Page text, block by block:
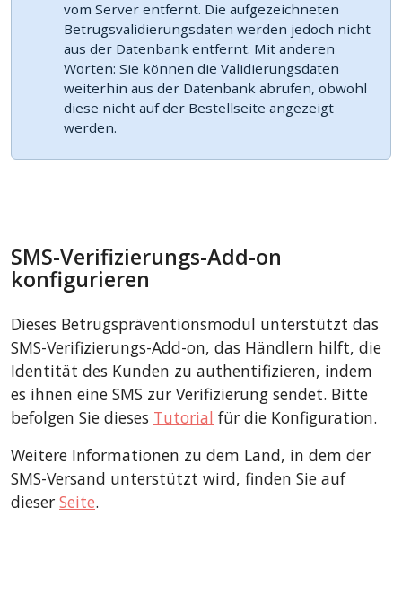
vom Server entfernt. Die aufgezeichneten
Betrugsvalidierungsdaten werden jedoch nicht
aus der Datenbank entfernt. Mit anderen
Worten: Sie können die Validierungsdaten
weiterhin aus der Datenbank abrufen, obwohl
diese nicht auf der Bestellseite angezeigt
werden.
SMS-Verifizierungs-Add-on
konfigurieren
Dieses Betrugspräventionsmodul unterstützt das
SMS-Verifizierungs-Add-on, das Händlern hilft, die
Identität des Kunden zu authentifizieren, indem
es ihnen eine SMS zur Verifizierung sendet. Bitte
befolgen Sie dieses Tutorial für die Konfiguration.
Weitere Informationen zu dem Land, in dem der
SMS-Versand unterstützt wird, finden Sie auf
dieser Seite.